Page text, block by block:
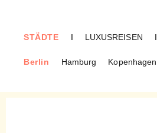
STÄDTE
Berlin Hamburg Kopenhagen
I LUXUSREISEN I